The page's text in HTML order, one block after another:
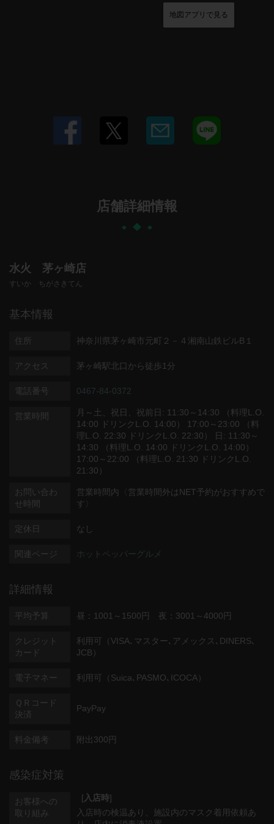
地図アプリで見る
店舗詳細情報
水火 茅ヶ崎店
すいか ちがさきてん
基本情報
住所 神奈川県茅ヶ崎市元町２－４湘南山鉄ビルB１
アクセス 茅ヶ崎駅北口から徒歩1分
電話番号 0467-84-0372
営業時間
月～土、祝日、祝前日: 11:30～14:30 （料理L.O.
14:00 ドリンクL.O. 14:00） 17:00～23:00 （料
理L.O. 22:30 ドリンクL.O. 22:30） 日: 11:30～
14:30 （料理L.O. 14:00 ドリンクL.O. 14:00）
17:00～22:00 （料理L.O. 21:30 ドリンクL.O.
21:30）
お問い合わ
せ時間
営業時間内〈営業時間外はNET予約がおすすめで
す〉
定休日 なし
関連ページ ホットペッパーグルメ
詳細情報
平均予算 昼：1001～1500円 夜：3001～4000円
クレジット
カード
利用可（VISA､マスター､アメックス､DINERS､
JCB）
電子マネー 利用可（Suica､PASMO､ICOCA）
ＱＲコード
決済
PayPay
料金備考 附出300円
感染症対策
お客様への
取り組み
[入店時]
入店時の検温あり
施設内のマスク着用依頼あ